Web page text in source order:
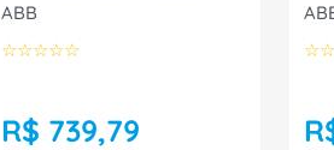
ABB
☆☆☆☆☆
R$ 739,79
☆☆